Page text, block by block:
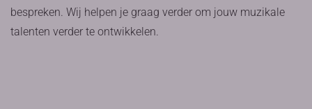
bespreken. Wij helpen je graag verder om jouw muzikale
talenten verder te ontwikkelen.